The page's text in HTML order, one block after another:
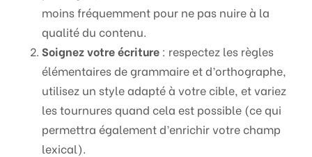
moins fréquemment pour ne pas nuire à la
qualité du contenu.
Soignez votre écriture : respectez les règles
élémentaires de grammaire et d’orthographe,
utilisez un style adapté à votre cible, et variez
les tournures quand cela est possible (ce qui
permettra également d’enrichir votre champ
lexical).